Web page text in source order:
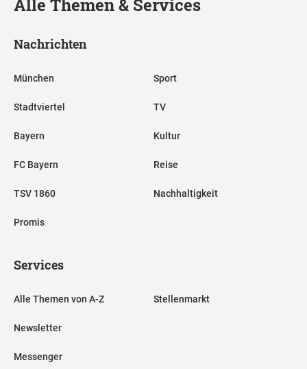
Alle Themen & Services
Nachrichten
München
Stadtviertel
Bayern
FC Bayern
TSV 1860
Promis
Sport
TV
Kultur
Reise
Nachhaltigkeit
Services
Alle Themen von A-Z
Newsletter
Messenger
Stellenmarkt